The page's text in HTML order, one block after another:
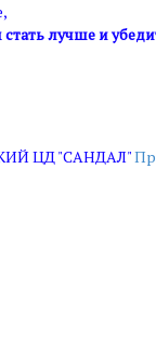
лучше и
ЦД "САНДАЛ"